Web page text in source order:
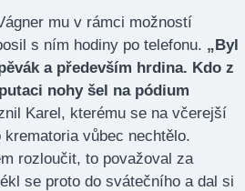
mu v rámci možností
s ním hodiny po telefonu. „Byl
a především hrdina. Kdo z
nohy šel na pódium
Karel, kterému se na včerejší
vůbec nechtělo.
rozloučit, to považoval za
se proto do svátečního a dal si